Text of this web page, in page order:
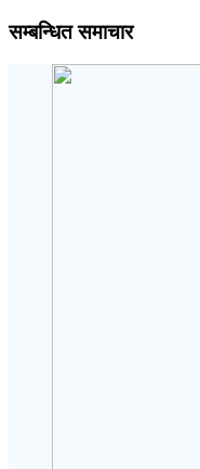
सम्बन्धित समाचार